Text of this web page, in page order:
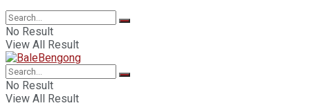
No Result
View All Result
No Result
View All Result